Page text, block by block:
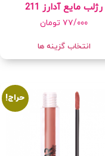
رژلب مایع آدارز 211
۷۷/۰۰۰ تومان
انتخاب گزینه ها
حراج!